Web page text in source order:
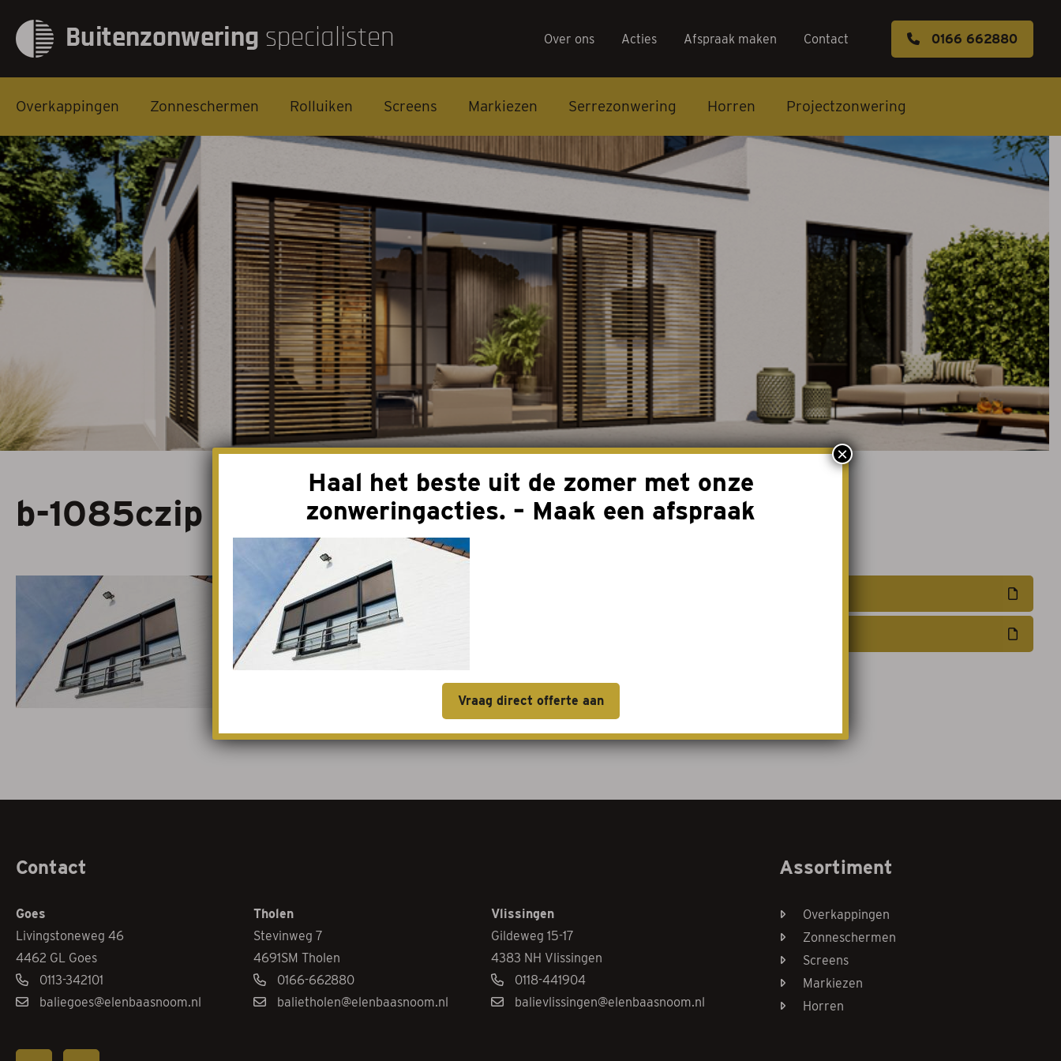
Overkappingen
Zonneschermen
Rolluiken
Screens
Markiezen
Serrezonwering
Horren
Projectzonwering
Over ons
Acties
Afspraak maken
Contact
Over ons Acties Afspraak maken Contact 0166 662880
Overkappingen Zonneschermen Rolluiken Screens Markiezen Serrezonwering Horren Projectzonwering
b-1085czip
Contact
Goes
Livingstoneweg 46
4462 GL Goes
0113-342101
baliegoes@elenbaasnoom.nl
Tholen
Stevinweg 7
4691SM Tholen
0166-662880
balietholen@elenbaasnoom.nl
Vlissingen
Gildeweg 15-17
4383 NH Vlissingen
0118-441904
balievlissingen@elenbaasnoom.nl
Assortiment
Overkappingen
Zonneschermen
Screens
Markiezen
Horren
Haal het beste uit de zomer met onze
zonweringacties. – Maak een afspraak
Vraag direct offerte aan
×